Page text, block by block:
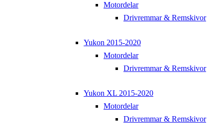
Motordelar
Drivremmar & Remskivor
Yukon 2015-2020
Motordelar
Drivremmar & Remskivor
Yukon XL 2015-2020
Motordelar
Drivremmar & Remskivor